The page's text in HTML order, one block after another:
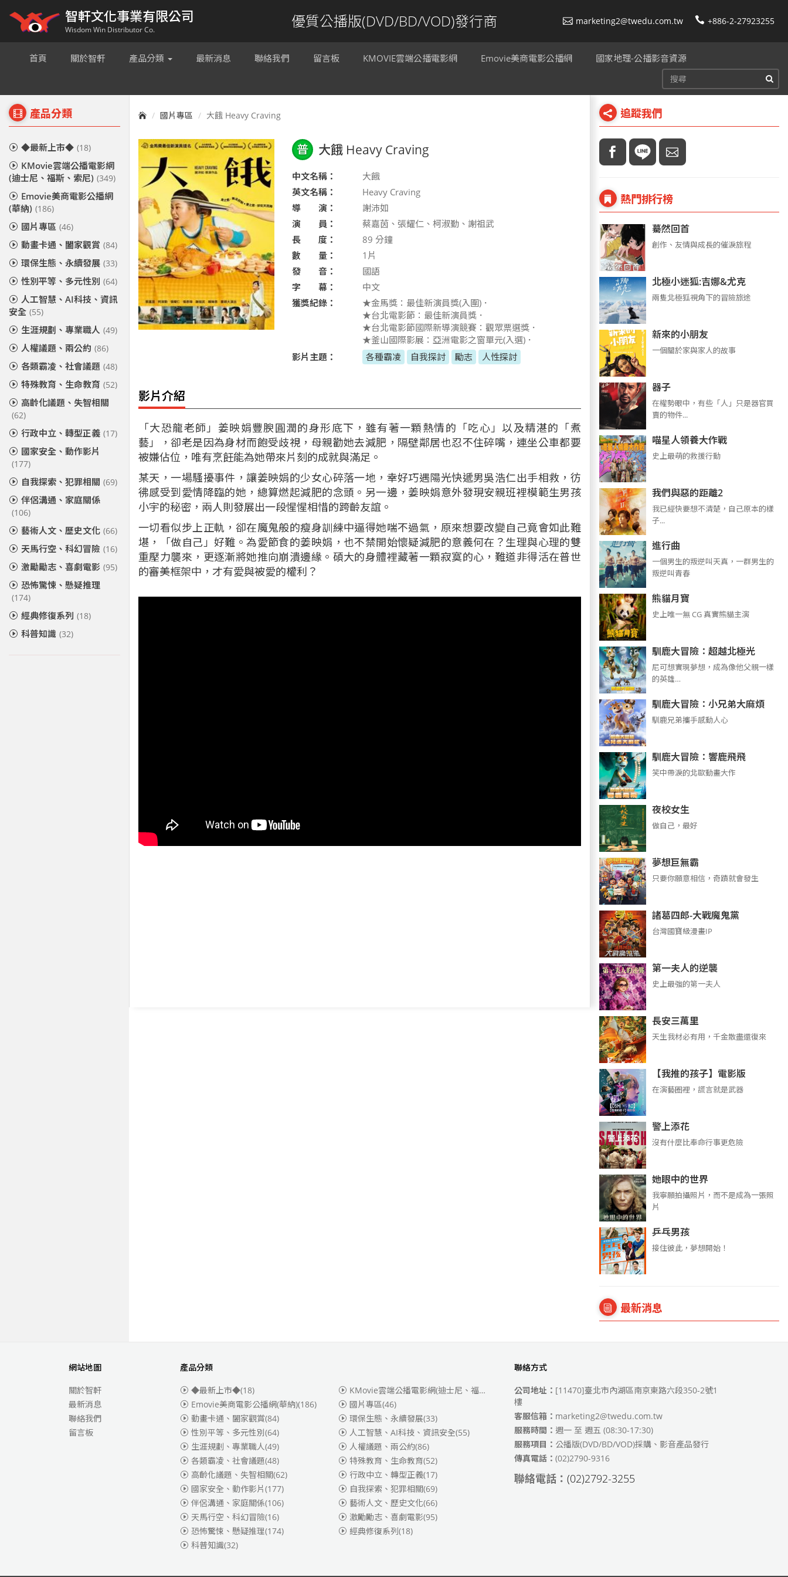
智軒文化事業有限公司
Wisdom Win Distributor Co. 優質公播版(DVD/BD/VOD)發行商 marketing2@twedu.com.tw +886-2-27923255
首頁 關於智軒 產品分類 最新消息 聯絡我們 留言板 KMOVIE雲端公播電影網 Emovie美商電影公播網 國家地理-公播影音資源
產品分類
◆最新上市◆ (18)
KMovie雲端公播電影網
(迪士尼、福斯、索尼) (349)
Emovie美商電影公播網
(華納) (186)
國片專區 (46)
動畫卡通、闔家觀賞 (84)
環保生態、永續發展 (33)
性別平等、多元性別 (64)
人工智慧、AI科技、資訊
安全 (55)
生涯規劃、專業職人 (49)
人權議題、兩公約 (86)
各類霸凌、社會議題 (48)
特殊教育、生命教育 (52)
高齡化議題、失智相關
(62)
行政中立、轉型正義 (17)
國家安全、動作影片
(177)
自我探索、犯罪相關 (69)
伴侶溝通、家庭關係
(106)
藝術人文、歷史文化 (66)
天馬行空、科幻冒險 (16)
激勵勵志、喜劇電影 (95)
恐怖驚悚、懸疑推理
(174)
經典修復系列 (18)
科普知識 (32)
國片專區 大餓 Heavy Craving
普 大餓 Heavy Craving
中文名稱：
大餓
英文名稱：
Heavy Craving
導 演：
謝沛如
演 員：
蔡嘉茵、張耀仁、柯淑勤、謝祖武
長 度：
89 分鐘
數 量：
1片
發 音：
國語
字 幕：
中文
獲獎紀錄：
★金馬獎：最佳新演員獎(入圍)．
★台北電影節：最佳新演員獎．
★台北電影節國際新導演競賽：觀眾票選獎．
★釜山國際影展：亞洲電影之窗單元(入選)．
影片主題：
各種霸凌 自我探討 勵志 人性探討
影片介紹
「大恐龍老師」姜映娟豐腴圓潤的身形底下，雖有著一顆熱情的「吃心」以及精湛的「煮
藝」，卻老是因為身材而飽受歧視，母親勸她去減肥，隔壁鄰居也忍不住碎嘴，連坐公車都要
被嫌佔位，唯有烹飪能為她帶來片刻的成就與滿足。
某天，一場騷擾事件，讓姜映娟的少女心碎落一地，幸好巧遇陽光快遞男吳浩仁出手相救，彷
彿感受到愛情降臨的她，總算燃起減肥的念頭。另一邊，姜映娟意外發現安親班裡模範生男孩
小宇的秘密，兩人則發展出一段惺惺相惜的跨齡友誼。
一切看似步上正軌，卻在魔鬼般的瘦身訓練中逼得她喘不過氣，原來想要改變自己竟會如此難
堪，「做自己」好難。為愛節食的姜映娟，也不禁開始懷疑減肥的意義何在？生理與心理的雙
重壓力襲來，更逐漸將她推向崩潰邊緣。碩大的身體裡藏著一顆寂寞的心，難道非得活在普世
的審美框架中，才有愛與被愛的權利？
追蹤我們
熱門排行榜
驀然回首
創作、友情與成長的催淚旅程
北極小迷狐:吉娜&尤克
兩隻北極狐視角下的冒險旅途
新來的小朋友
一個關於家與家人的故事
器子
在權勢眼中，有些「人」只是器官買
賣的物件...
喵星人領養大作戰
史上最萌的救援行動
我們與惡的距離2
我已經快要想不清楚，自己原本的樣
子...
進行曲
​​​一個男生的叛逆叫天真，一群男生的
叛逆叫青春
熊貓月寶
史上唯一無 CG 真實熊貓主演
馴鹿大冒險：超越北極光
尼可想實現夢想，成為像他父親一樣
的英雄…
馴鹿大冒險：小兄弟大麻煩
馴鹿兄弟攜手感動人心
馴鹿大冒險：響鹿飛飛
笑中帶淚的北歐動畫大作
夜校女生
做自己，最好
夢想巨無霸
只要你願意相信，奇蹟就會發生
諸葛四郎-大戰魔鬼黨
台灣國寶級漫畫IP
第一夫人的逆襲
史上最強的第一夫人
長安三萬里
天生我材必有用，千金散盡還復來
【我推的孩子】電影版
在演藝圈裡，謊言就是武器
警上添花
沒有什麼比奉命行事更危險
她眼中的世界
我寧願拍攝照片，而不是成為一張照
片
乒乓男孩
接住彼此，夢想開始！
最新消息
網站地圖
關於智軒
最新消息
聯絡我們
留言板
產品分類
◆最新上市◆(18) KMovie雲端公播電影網(迪士尼、福斯、索尼)
(349)
Emovie美商電影公播網(華納)(186) 國片專區(46)
動畫卡通、闔家觀賞(84) 環保生態、永續發展(33)
性別平等、多元性別(64) 人工智慧、AI科技、資訊安全(55)
生涯規劃、專業職人(49) 人權議題、兩公約(86)
各類霸凌、社會議題(48) 特殊教育、生命教育(52)
高齡化議題、失智相關(62) 行政中立、轉型正義(17)
國家安全、動作影片(177) 自我探索、犯罪相關(69)
伴侶溝通、家庭關係(106) 藝術人文、歷史文化(66)
天馬行空、科幻冒險(16) 激勵勵志、喜劇電影(95)
恐怖驚悚、懸疑推理(174) 經典修復系列(18)
科普知識(32)
聯絡方式
公司地址： [11470]臺北市內湖區南京東路六段350-2號1
樓
客服信箱： marketing2@twedu.com.tw
服務時間： 週一 至 週五 (08:30-17:30)
服務項目： 公播版(DVD/BD/VOD)採購、影音產品發行
傳真電話： (02)2790-9316
聯絡電話： (02)2792-3255